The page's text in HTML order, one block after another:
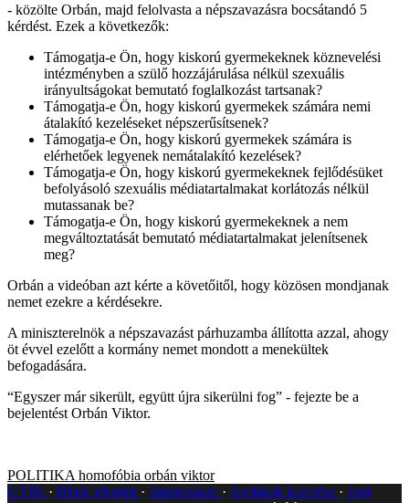
- közölte Orbán, majd felolvasta a népszavazásra bocsátandó 5
kérdést. Ezek a következők:
Támogatja-e Ön, hogy kiskorú gyermekeknek köznevelési
intézményben a szülő hozzájárulása nélkül szexuális
irányultságokat bemutató foglalkozást tartsanak?
Támogatja-e Ön, hogy kiskorú gyermekek számára nemi
átalakító kezeléseket népszerűsítsenek?
Támogatja-e Ön, hogy kiskorú gyermekek számára is
elérhetőek legyenek nemátalakító kezelések?
Támogatja-e Ön, hogy kiskorú gyermekeknek fejlődésüket
befolyásoló szexuális médiatartalmakat korlátozás nélkül
mutassanak be?
Támogatja-e Ön, hogy kiskorú gyermekeknek a nem
megváltoztatását bemutató médiatartalmakat jelenítsenek
meg?
Orbán a videóban azt kérte a követőitől, hogy közösen mondjanak
nemet ezekre a kérdésekre.
A miniszterelnök a népszavazást párhuzamba állította azzal, ahogy
öt évvel ezelőtt a kormány nemet mondott a menekültek
befogadására.
“Egyszer már sikerült, együtt újra sikerülni fog” - fejezte be a
bejelentést Orbán Viktor.
POLITIKA homofóbia orbán viktor
GYIK
Hibát jelentek Impresszum Javítások kezelése
Jogi